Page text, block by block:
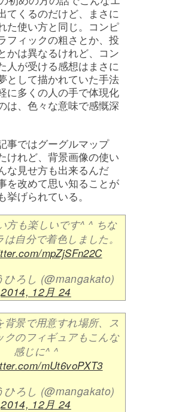
てくるのだけど、まさに
た使い方と同じ。コンピ
フィックの粗さとか、投
かは異なるけれど、コン
人が受ける感想はまさに
として描かれていた手法
に多くの人の手で体現化
は、色々な意味で感慨深
事ではグーグルマップ
けれど、背景画像の使い
な見せ方も出来るんだ
を改めて思い知ることが
挙げられている。
方も楽しいです^ ^ ちな
自分で着色しました。
mpZjSFn22C
ろし (@mangakato)
2014, 12月 24
背景で用意すれ場所、ス
クのフィギュアもこんな
感じに^ ^
mUt6voPXT3
ろし (@mangakato)
2014, 12月 24